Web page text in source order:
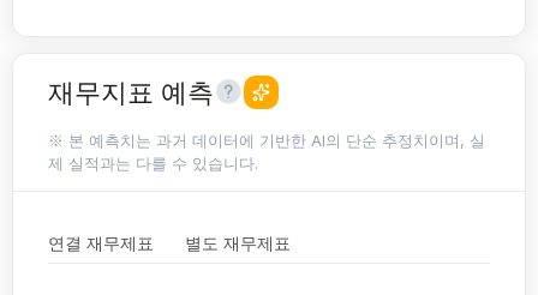
재무지표 예측
※ 본 예측치는 과거 데이터에 기반한 AI의 단순 추정치이며, 실
제 실적과는 다를 수 있습니다.
연결 재무제표 별도 재무제표